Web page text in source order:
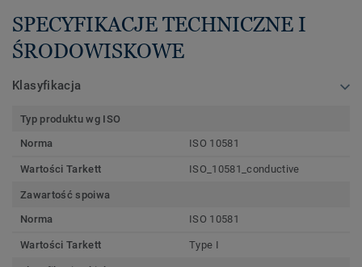
SPECYFIKACJE TECHNICZNE I
ŚRODOWISKOWE
Klasyfikacja
Typ produktu wg ISO
Norma
ISO 10581
Wartości Tarkett ISO_10581_conductive
Zawartość spoiwa
Norma
ISO 10581
Wartości Tarkett Type I